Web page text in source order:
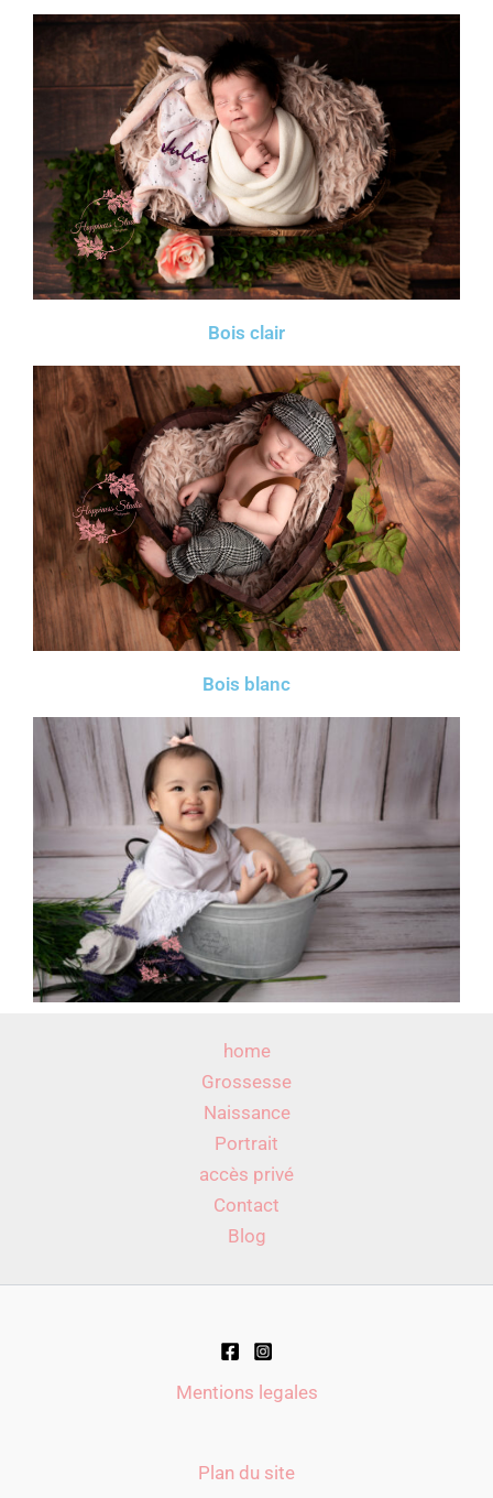
Bois clair
Bois blanc
home
Grossesse
Naissance
Portrait
accès privé
Contact
Blog
Mentions legales
Plan du site